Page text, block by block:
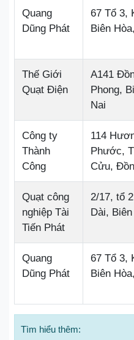
Quang
Dũng Phát
67 Tổ 3,
Biên
Thế Giới
Quạt Điện
A141
Phong,
Nai
Công ty
Thành
Công
114
Phước,
Cửu,
Quạt công
nghiệp Tài
Tiến Phát
2/17, tổ
Dài,
Quang
Dũng Phát
67 Tổ 3,
Biên
Tìm hiểu thêm: